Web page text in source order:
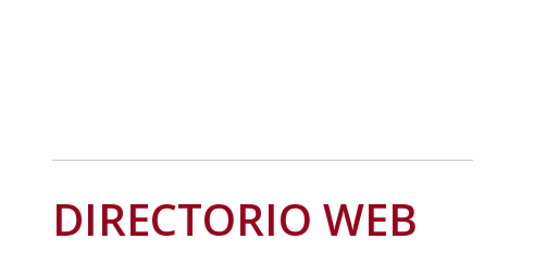
DIRECTORIO WEB